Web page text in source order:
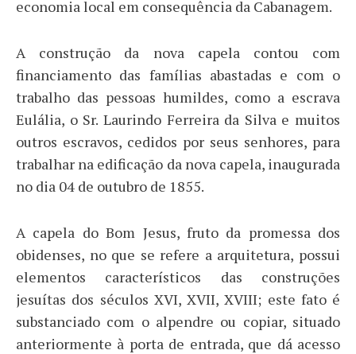
economia local em consequência da Cabanagem.
A construção da nova capela contou com
financiamento das famílias abastadas e com o
trabalho das pessoas humildes, como a escrava
Eulália, o Sr. Laurindo Ferreira da Silva e muitos
outros escravos, cedidos por seus senhores, para
trabalhar na edificação da nova capela, inaugurada
no dia 04 de outubro de 1855.
A capela do Bom Jesus, fruto da promessa dos
obidenses, no que se refere a arquitetura, possui
elementos característicos das construções
jesuítas dos séculos XVI, XVII, XVIII; este fato é
substanciado com o alpendre ou copiar, situado
anteriormente à porta de entrada, que dá acesso